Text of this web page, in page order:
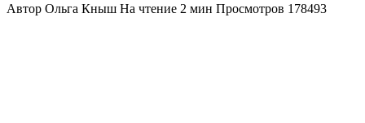
Автор Ольга Кныш На чтение 2 мин Просмотров 178493